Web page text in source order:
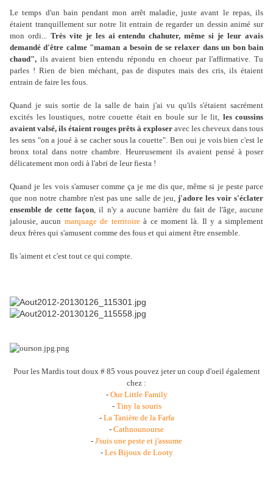
Le temps d'un bain pendant mon arrêt maladie, juste avant le repas, ils
étaient tranquillement sur notre lit entrain de regarder un dessin animé sur
mon ordi... Très vite je les ai entendu chahuter, même si je leur avais
demandé d'être calme "maman a besoin de se relaxer dans un bon bain
chaud", ils avaient bien entendu répondu en choeur par l'affirmative. Tu
parles ! Rien de bien méchant, pas de disputes mais des cris, ils étaient
entrain de faire les fous.
Quand je suis sortie de la salle de bain j'ai vu qu'ils s'étaient sacrément
excités les loustiques, notre couette était en boule sur le lit, les coussins
avaient valsé, ils étaient rouges prêts à exploser avec les cheveux dans tous
les sens "on a joué à se cacher sous la couette". Ben oui je vois bien c'est le
bronx total dans notre chambre. Heureusement ils avaient pensé à poser
délicatement mon ordi à l'abri de leur fiesta !
Quand je les vois s'amuser comme ça je me dis que, même si je peste parce
que non notre chambre n'est pas une salle de jeu, j'adore les voir s'éclater
ensemble de cette façon, il n'y a aucune barrière du fait de l'âge, aucune
jalousie, aucun marquage de territoireà ce moment là. Il y a simplement
deux frères qui s'amusent comme des fous et qui aiment être ensemble.
Ils 'aiment et c'est tout ce qui compte.
Pour les Mardis tout doux # 85 vous pouvez jeter un coup d'oeil également
chez :
- Our Little Family
- Tiny la souris
- La Tanière de la Farfa
- Cathnounourse
- J'suis une peste et j'assume
- Les Bijoux de Looty